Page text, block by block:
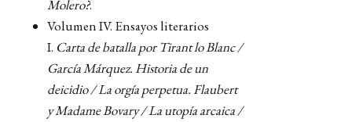
Molero?.
Volumen IV. Ensayos literarios
I. Carta de batalla por Tirant lo Blanc /
García Márquez. Historia de un
deicidio / La orgía perpetua. Flaubert
y Madame Bovary / La utopía arcaica /